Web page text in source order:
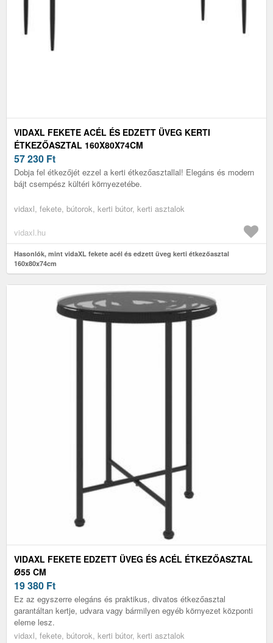
VIDAXL FEKETE ACÉL ÉS EDZETT ÜVEG KERTI
ÉTKEZŐASZTAL 160X80X74CM
57 230 Ft
Dobja fel étkezőjét ezzel a kerti étkezőasztallal! Elegáns és modern
bájt csempész kültéri környezetébe.
vidaxl, fekete, bútorok, kerti bútor, kerti asztalok
vidaxl.hu
Hasonlók, mint vidaXL fekete acél és edzett üveg kerti étkezőasztal
160x80x74cm
VIDAXL FEKETE EDZETT ÜVEG ÉS ACÉL ÉTKEZŐASZTAL
Ø55 CM
19 380 Ft
Ez az egyszerre elegáns és praktikus, divatos étkezőasztal
garantáltan kertje, udvara vagy bármilyen egyéb környezet központi
eleme lesz.
vidaxl, fekete, bútorok, kerti bútor, kerti asztalok